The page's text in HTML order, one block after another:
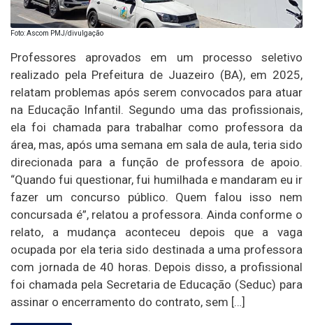
Foto: Ascom PMJ/divulgação
Professores aprovados em um processo seletivo
realizado pela Prefeitura de Juazeiro (BA), em 2025,
relatam problemas após serem convocados para atuar
na Educação Infantil. Segundo uma das profissionais,
ela foi chamada para trabalhar como professora da
área, mas, após uma semana em sala de aula, teria sido
direcionada para a função de professora de apoio.
“Quando fui questionar, fui humilhada e mandaram eu ir
fazer um concurso público. Quem falou isso nem
concursada é”, relatou a professora. Ainda conforme o
relato, a mudança aconteceu depois que a vaga
ocupada por ela teria sido destinada a uma professora
com jornada de 40 horas. Depois disso, a profissional
foi chamada pela Secretaria de Educação (Seduc) para
assinar o encerramento do contrato, sem […]